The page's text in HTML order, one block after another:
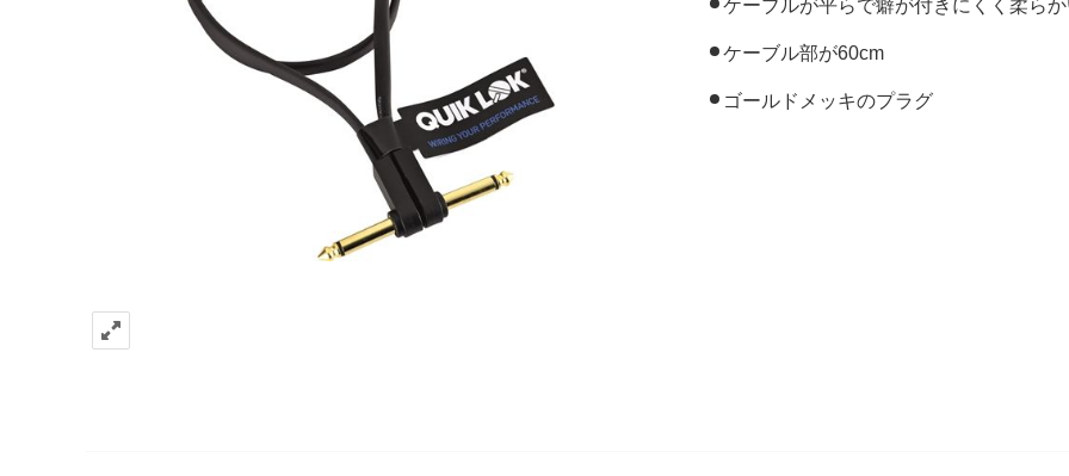
ケーブルが平らで癖が付きにくく柔ら
ケーブル部が60cm
ゴールドメッキのプラグ